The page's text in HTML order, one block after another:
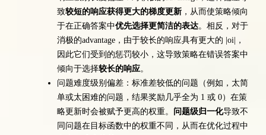
致较短的响应获得更大的梯度更新 ，从而使策略倾向
于在正确答案中优先选择更简洁的表达。相反，对于
消极的advantage，由于较长的响应具有更大的 |oi|，
因此它们受到的惩罚较小，这导致策略在错误答案中
倾向于选择较长的响应。
问题难度级别偏差：标准差较低的问题（例如，太简
单或太困难的问题，结果奖励几乎全为 1 或 0）在策
略更新时会被赋予更高的权重。
问题级归一化导致不
同问题在目标函数中的权重不同，从而在优化过程中